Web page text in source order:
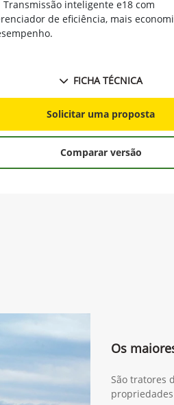
Transmissão inteligente e18 com
de eficiência, mais
FICHA TÉCNICA
Solicitar uma proposta
Comparar versão
Os
São tratores